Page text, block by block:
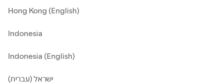
Hong Kong (English)
Indonesia
Indonesia (English)
ישראל (עברית)